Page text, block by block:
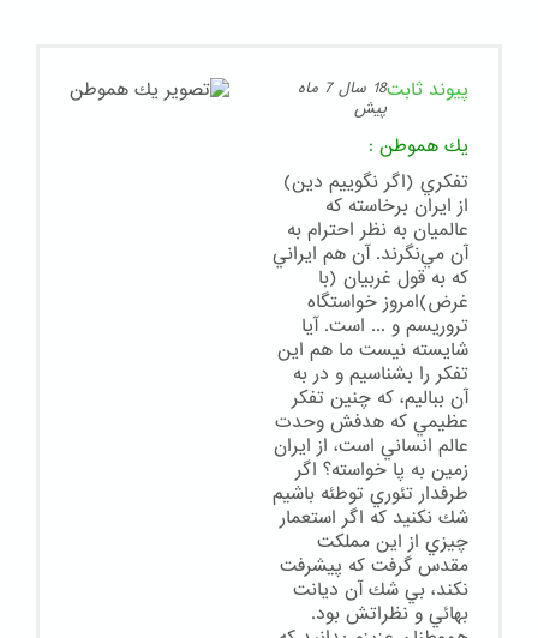
پیوند ثابت
18 سال 7 ماه
پیش
يك هموطن :
تفكري (اگر نگوييم دين)
از ايران برخاسته كه
عالميان به نظر احترام به
آن مي‌نگرند. آن هم ايراني
كه به قول غربيان (با
غرض)امروز خواستگاه
تروريسم و ... است. آيا
شايسته نيست ما هم اين
تفكر را بشناسيم و در به
آن بباليم، كه چنين تفكر
عظيمي كه هدفش وحدت
عالم انساني است، از ايران
زمين به پا خواسته؟ اگر
طرفدار تئوري توطئه باشيم
شك نكنيد كه اگر استعمار
چيزي از اين مملكت
مقدس گرفت كه پيشرفت
نكند، بي شك آن ديانت
بهائي و نظراتش بود.